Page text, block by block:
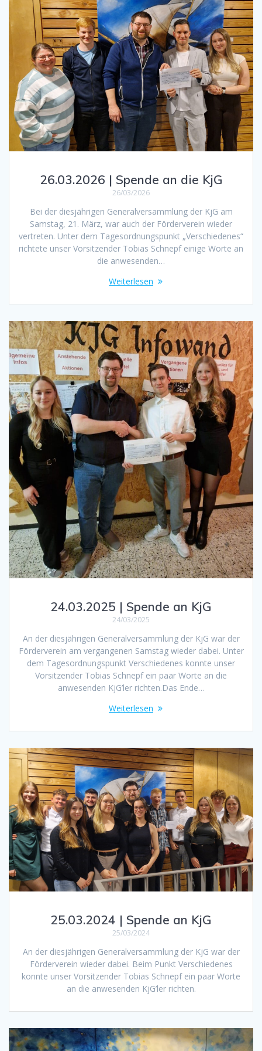
26.03.2026 | Spende an die KjG
26/03/2026
Bei der diesjährigen Generalversammlung der KjG am
Samstag, 21. März, war auch der Förderverein wieder
vertreten. Unter dem Tagesordnungspunkt „Verschiedenes“
richtete unser Vorsitzender Tobias Schnepf einige Worte an
die anwesenden…
Weiterlesen
24.03.2025 | Spende an KjG
24/03/2025
An der diesjährigen Generalversammlung der KjG war der
Förderverein am vergangenen Samstag wieder dabei. Unter
dem Tagesordnungspunkt Verschiedenes konnte unser
Vorsitzender Tobias Schnepf ein paar Worte an die
anwesenden KjG’ler richten.Das Ende…
Weiterlesen
25.03.2024 | Spende an KjG
25/03/2024
An der diesjährigen Generalversammlung der KjG war der
Förderverein wieder dabei. Beim Punkt Verschiedenes
konnte unser Vorsitzender Tobias Schnepf ein paar Worte
an die anwesenden KjG’ler richten.